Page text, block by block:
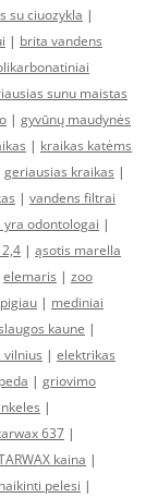
su ciuozykla |
| brita vandens
sunu maistas
| gyvūnų maudynės
| kraikas katėms
geriausias kraikas |
| vandens filtrai
yra odontologai |
| ąsotis marella
elemaris | zoo
| mediniai
kaune |
vilnius | elektrikas
| griovimo
|
637 |
kaina |
pelesi |